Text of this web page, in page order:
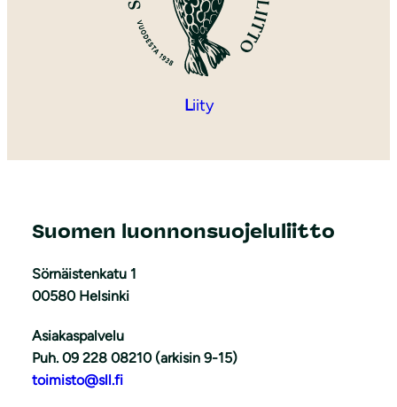
Liity
Suomen luonnonsuojeluliitto
Sörnäistenkatu 1
00580 Helsinki
Asiakaspalvelu
Puh. 09 228 08210 (arkisin 9-15)
toimisto@sll.fi